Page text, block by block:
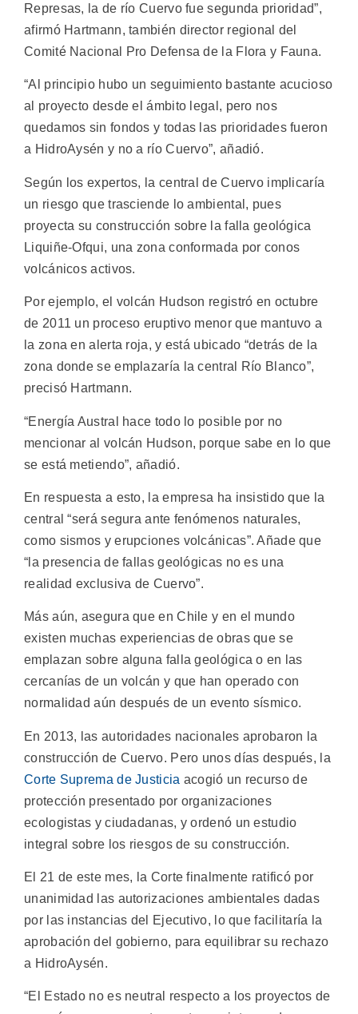
Represas, la de río Cuervo fue segunda prioridad”,
afirmó Hartmann, también director regional del
Comité Nacional Pro Defensa de la Flora y Fauna.
“Al principio hubo un seguimiento bastante acucioso
al proyecto desde el ámbito legal, pero nos
quedamos sin fondos y todas las prioridades fueron
a HidroAysén y no a río Cuervo”, añadió.
Según los expertos, la central de Cuervo implicaría
un riesgo que trasciende lo ambiental, pues
proyecta su construcción sobre la falla geológica
Liquiñe-Ofqui, una zona conformada por conos
volcánicos activos.
Por ejemplo, el volcán Hudson registró en octubre
de 2011 un proceso eruptivo menor que mantuvo a
la zona en alerta roja, y está ubicado “detrás de la
zona donde se emplazaría la central Río Blanco”,
precisó Hartmann.
“Energía Austral hace todo lo posible por no
mencionar al volcán Hudson, porque sabe en lo que
se está metiendo”, añadió.
En respuesta a esto, la empresa ha insistido que la
central “será segura ante fenómenos naturales,
como sismos y erupciones volcánicas”. Añade que
“la presencia de fallas geológicas no es una
realidad exclusiva de Cuervo”.
Más aún, asegura que en Chile y en el mundo
existen muchas experiencias de obras que se
emplazan sobre alguna falla geológica o en las
cercanías de un volcán y que han operado con
normalidad aún después de un evento sísmico.
En 2013, las autoridades nacionales aprobaron la
construcción de Cuervo. Pero unos días después, la
Corte Suprema de Justicia acogió un recurso de
protección presentado por organizaciones
ecologistas y ciudadanas, y ordenó un estudio
integral sobre los riesgos de su construcción.
El 21 de este mes, la Corte finalmente ratificó por
unanimidad las autorizaciones ambientales dadas
por las instancias del Ejecutivo, lo que facilitaría la
aprobación del gobierno, para equilibrar su rechazo
a HidroAysén.
“El Estado no es neutral respecto a los proyectos de